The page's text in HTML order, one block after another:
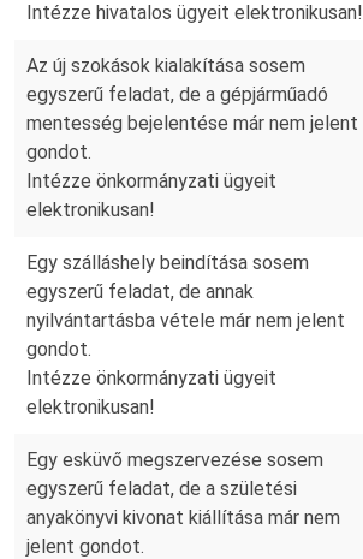
Intézze hivatalos ügyeit elektronikusan!
Az új szokások kialakítása sosem
egyszerű feladat, de a gépjárműadó
mentesség bejelentése már nem jelent
gondot.
Intézze önkormányzati ügyeit
elektronikusan!
Egy szálláshely beindítása sosem
egyszerű feladat, de annak
nyilvántartásba vétele már nem jelent
gondot.
Intézze önkormányzati ügyeit
elektronikusan!
Egy esküvő megszervezése sosem
egyszerű feladat, de a születési
anyakönyvi kivonat kiállítása már nem
jelent gondot.